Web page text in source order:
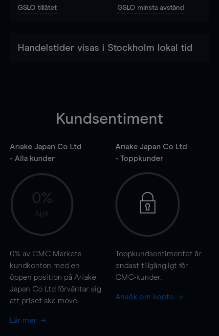
GSLO tillåtet GSLO minsta avstånd
Handelstider visas i Stockholm lokal tid
Kundsentiment
Ariake Japan Co Ltd
- Alla kunder
0%
N/A
0% av CMC Markets
kundkonton med en
öppen position på Ariake
Japan Co Ltd förväntar sig
att priset ska move.
Lär mer
Ariake Japan Co Ltd
- Toppkunder
Toppkundsentimentet är
endast tillgängligt för
CMC-kunder.
Ansök om konto